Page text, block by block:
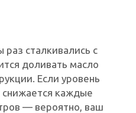
сталкивались с
доливать масло
Если уровень
снижается каждые
— вероятно, ваш